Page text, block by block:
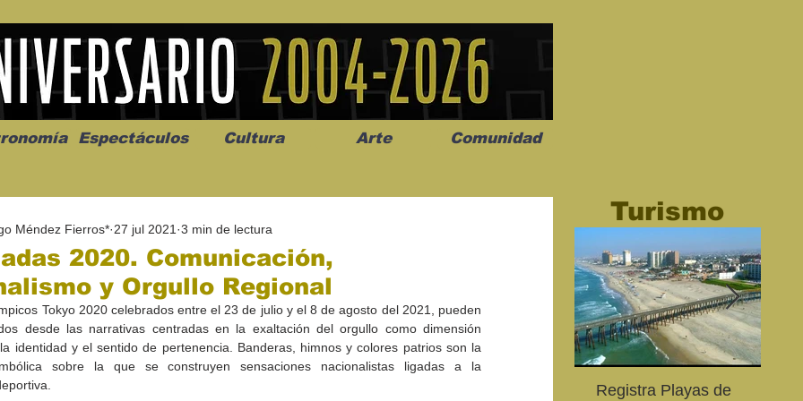
Espectáculos Cultura Arte Comunidad
2020. Comunicación,
y Orgullo Regional
Méndez Fierros* 27 jul 2021 3 min de lectura
Tokyo 2020 celebrados entre el 23 de julio y el 8 de agosto del 2021, pueden
desde las narrativas centradas en la exaltación del orgullo como dimensión
identidad y el sentido de pertenencia. Banderas, himnos y colores patrios son la
sobre la que se construyen sensaciones nacionalistas ligadas a la
abre la
de alto impacto
Celebran el mes del amor
en la Casa de la Cultura
Progreso con micrófono
"Me llamo Cosmo", una
realista y conmovedora
puesta en escena
TOC TOC llega a
Mexicali con una dosis de
humor inteligente
Marisela
Mexicali con su
“Empoderada
Turismo
Registra Playas de